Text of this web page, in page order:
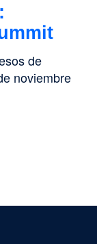
de
noviembre